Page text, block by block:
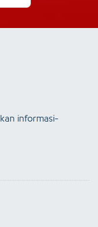
informasi-